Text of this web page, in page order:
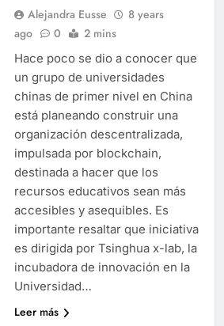
Alejandra Eusse
8 years
ago
0 2 mins
Hace poco se dio a conocer que
un grupo de universidades
chinas de primer nivel en China
está planeando construir una
organización descentralizada,
impulsada por blockchain,
destinada a hacer que los
recursos educativos sean más
accesibles y asequibles. Es
importante resaltar que iniciativa
es dirigida por Tsinghua x-lab, la
incubadora de innovación en la
Universidad…
Leer más